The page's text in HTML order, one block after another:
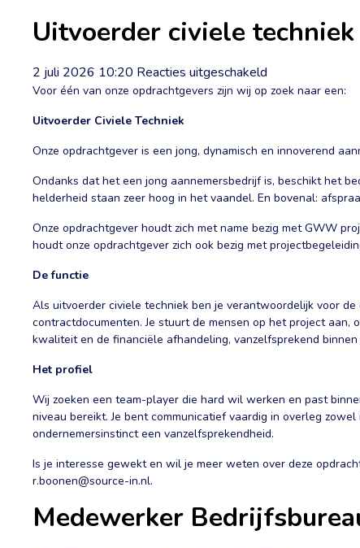
Uitvoerder civiele techniek
2 juli 2026 10:20 Reacties uitgeschakeld
Uitvoerder
Voor één van onze opdrachtgevers zijn wij op zoek naar een:
Uitvoerder Civiele Techniek
Onze opdrachtgever is een jong, dynamisch en innoverend
Ondanks dat het een jong aannemersbedrijf is, beschikt het
helderheid staan zeer hoog in het vaandel. En bovenal:
Onze opdrachtgever houdt zich met name bezig met GWW
houdt onze opdrachtgever zich ook bezig met
De functie
Als uitvoerder civiele techniek ben je verantwoordelijk voor
contractdocumenten. Je stuurt de mensen op het project
kwaliteit en de financiële afhandeling, vanzelfsprekend
Het profiel
Wij zoeken een team-player die hard wil werken en past
niveau bereikt. Je bent communicatief vaardig in overleg
ondernemersinstinct een vanzelfsprekendheid.
Is je interesse gewekt en wil je meer weten over deze
r.boonen@source-in.nl.
Medewerker